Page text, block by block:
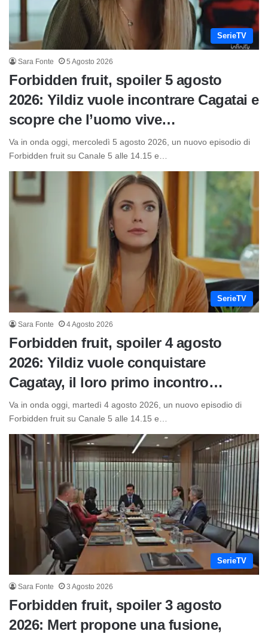
SerieTV
Sara Fonte 5 Agosto 2026
Forbidden fruit, spoiler 5 agosto
2026: Yildiz vuole incontrare Cagatai e
scopre che l’uomo vive…
Va in onda oggi, mercoledì 5 agosto 2026, un nuovo episodio di
Forbidden fruit su Canale 5 alle 14.15 e…
SerieTV
Sara Fonte 4 Agosto 2026
Forbidden fruit, spoiler 4 agosto
2026: Yildiz vuole conquistare
Cagatay, il loro primo incontro…
Va in onda oggi, martedì 4 agosto 2026, un nuovo episodio di
Forbidden fruit su Canale 5 alle 14.15 e…
SerieTV
Sara Fonte 3 Agosto 2026
Forbidden fruit, spoiler 3 agosto
2026: Mert propone una fusione,